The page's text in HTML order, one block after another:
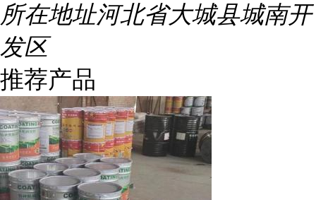
所在地址河北省大城县城南开
发区
推荐产品